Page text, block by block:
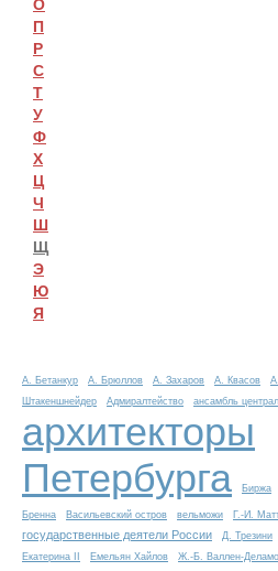
О
П
Р
С
Т
У
Ф
Х
Ц
Ч
Ш
Щ
Э
Ю
Я
А. Бетанкур А. Брюллов А. Захаров А. Квасов
Штакеншнейдер
Адмиралтейство ансамбль
архитекторы
Петербурга
Биржа
Бренна Васильевский остров вельможи Г.-И.
государственные деятели России Д. Трезини
Екатерина II
Емельян Хайлов Ж.-Б. Валлен-